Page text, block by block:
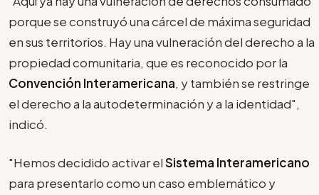
porque se construyó una cárcel de máxima seguridad
en sus territorios. Hay una vulneración del derecho a la
propiedad comunitaria, que es reconocido por la
Convención Interamericana, y también se restringe
el derecho a la autodeterminación y a la identidad",
indicó.
"Hemos decidido activar elSistema Interamericano
para presentarlo como un caso emblemático y